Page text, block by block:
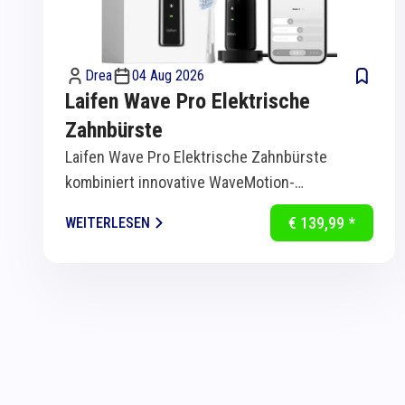
Drea 04 Aug 2026
Laifen Wave Pro Elektrische
Zahnbürste
Laifen Wave Pro Elektrische Zahnbürste
kombiniert innovative WaveMotion-
Technologie mit intelligenter Sensorik für
eine...
WEITERLESEN € 139,99 *